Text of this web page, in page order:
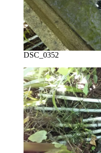
DSC_0352